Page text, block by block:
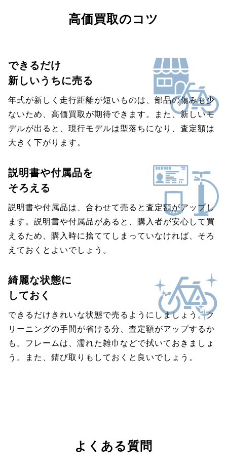
高価買取のコツ
できるだけ
新しいうちに売る
年式が新しく走行距離が短いものは、部品の傷みも少
ないため、高価買取が期待できます。また、新しいモ
デルが出ると、現行モデルは型落ちになり、査定額は
大きく下がります。
説明書や付属品を
そろえる
説明書や付属品は、合わせて売ると査定額がアップし
ます。説明書や付属品があると、購入者が安心して買
えるため、購入時に捨ててしまっていなければ、そろ
えておくとよいでしょう。
綺麗な状態に
しておく
できるだけきれいな状態で売るようにしましょう。ク
リーニングの手間が省ける分、査定額がアップするか
も。フレームは、濡れた雑巾などで拭いておきましょ
う。また、錆び取りもしておくと良いでしょう。
よくある質問